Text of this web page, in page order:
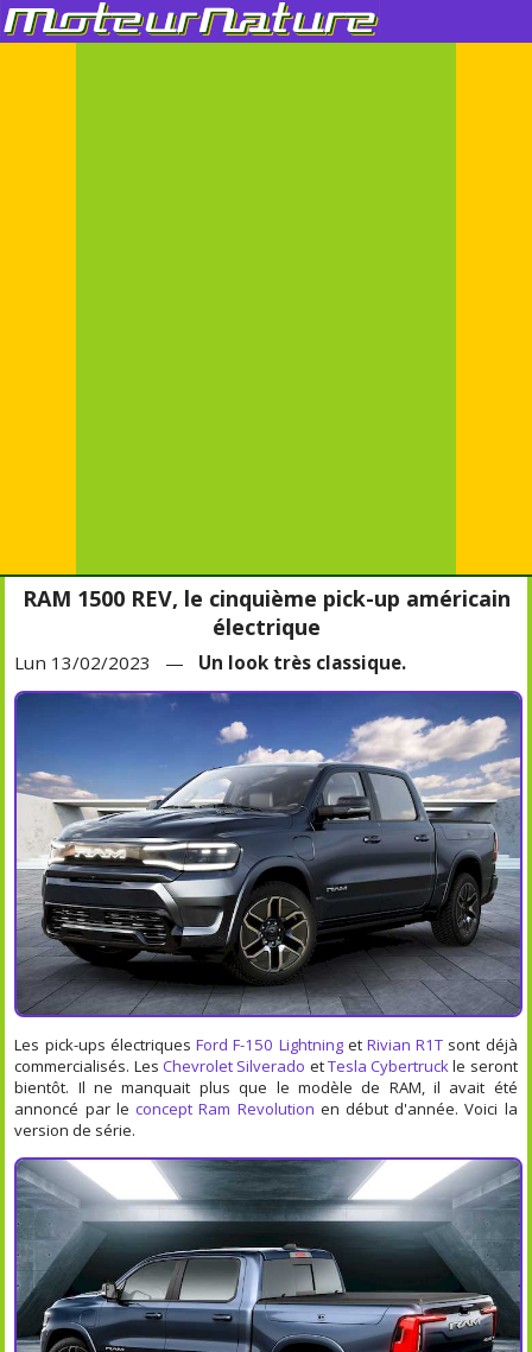
RAM 1500 REV, le cinquième pick-up américain
électrique
Lun 13/02/2023 — Un look très classique.
Les pick-ups électriquesFord F-150 Lightninget Rivian R1T sont déjà
commercialisés. Les Chevrolet Silverado etTesla Cybertruckle seront
bientôt. Il ne manquait plus que le modèle de RAM, il avait été
annoncé par leconcept Ram Revolution en début d'année. Voici la
version de série.